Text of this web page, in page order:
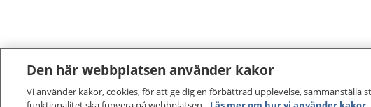
Den här webbplatsen använder kakor
Vi använder kakor, cookies, för att ge dig en förbättrad upplevelse, sammanställa